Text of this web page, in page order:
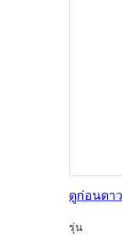
ดูก่อนดา
รุ่น